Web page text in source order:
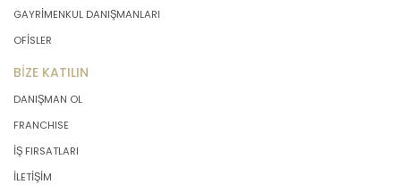
GAYRİMENKUL DANIŞMANLARI
OFİSLER
BİZE KATILIN
DANIŞMAN OL
FRANCHISE
İŞ FIRSATLARI
İLETİŞİM